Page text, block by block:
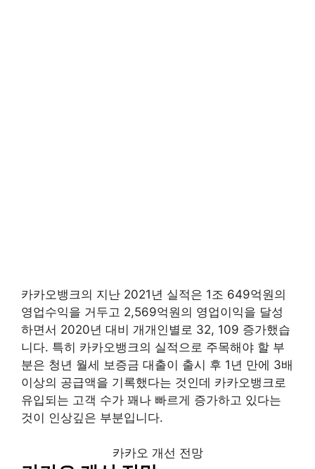
카카오뱅크의 지난 2021년 실적은 1조 649억원의
영업수익을 거두고 2,569억원의 영업이익을 달성
하면서 2020년 대비 개개인별로 32, 109 증가했습
니다. 특히 카카오뱅크의 실적으로 주목해야 할 부
분은 청년 월세 보증금 대출이 출시 후 1년 만에 3배
이상의 공급액을 기록했다는 것인데 카카오뱅크로
유입되는 고객 수가 꽤나 빠르게 증가하고 있다는
것이 인상깊은 부분입니다.
카카오 개선 전망